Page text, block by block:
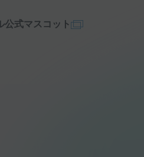
公式マスコット